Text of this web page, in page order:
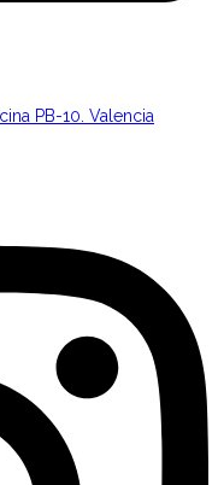
PB-10. Valencia